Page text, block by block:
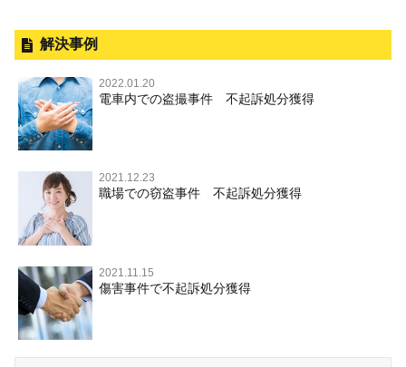
逮捕後、早急な釈放・保釈を望むときにすべきこと
無実・無罪の証明をしたい
被害者との示談を円満に進めるためには
刑事事件で被疑者を不起訴処分にするには
事件を秘密にするためにとるべき行動とは
自首・出頭の不安や悩みを解消するためには
暴行・傷害
殺人
過失致死・過失傷害
脅迫・強要
逮捕・監禁
略取・誘拐・人身売買
器物損壊
業務妨害
公務執行妨害
性犯罪 TOP
痴漢
盗撮，のぞき
不同意わいせつ（旧：強制わいせつ，準強制わいせつ），
監護者わいせつ
不同意性交等・監護者性交等
淫行・援助交際
公然わいせつ罪，わいせつ物頒布罪，淫行勧誘罪
児童ポルノ，リベンジポルノ
風営法・風適法違反
事件別－財産犯
財産犯 TOP
窃盗罪
詐欺罪
恐喝罪
盗品売買・譲り受け等
知的財産と刑事事件
事件別－薬物事件
薬物事件 TOP
覚せい剤
大麻
麻薬及び向精神薬
危険ドラッグ
事件別－交通違反・交通事故
交通違反・交通事故 TOP
人身事故・死亡事故
ひき逃げ・当て逃げ
無免許運転
飲酒運転
その他
その他 TOP
商標法違反
放火・失火
犯罪収益移転防止法違反
外国人事件の手続きと特色
刑事裁判の概要・手続
公務員の逮捕・刑事事件
控訴・上告
国選弁護士と私選弁護士の違い
裁判員裁判
司法取引・刑事免責
取調べの注意点
少年事件の手続と特色
解決事例
2022.01.20
電車内での盗撮事件 不起訴処分獲得
2021.12.23
職場での窃盗事件 不起訴処分獲得
2021.11.15
傷害事件で不起訴処分獲得